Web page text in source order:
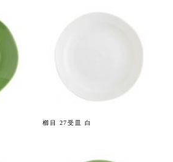
櫛目 27受皿 白